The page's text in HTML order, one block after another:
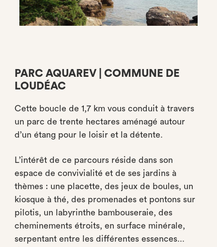
PARC AQUAREV | COMMUNE DE
LOUDÉAC
Cette boucle de 1,7 km vous conduit à travers
un parc de trente hectares aménagé autour
d’un étang pour le loisir et la détente.
L’intérêt de ce parcours réside dans son
espace de convivialité et de ses jardins à
thèmes : une placette, des jeux de boules, un
kiosque à thé, des promenades et pontons sur
pilotis, un labyrinthe bambouseraie, des
cheminements étroits, en surface minérale,
serpentant entre les différentes essences...